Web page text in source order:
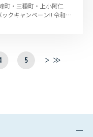
町・三種町・上小阿仁
クキャンペーン!! 令和8
5
次
最